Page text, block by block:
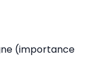
(importance